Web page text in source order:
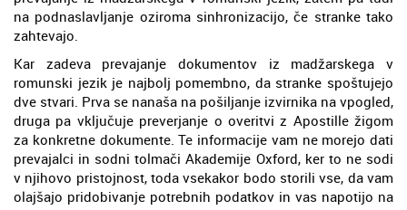
na podnaslavljanje oziroma sinhronizacijo, če stranke tako
zahtevajo.
Kar zadeva prevajanje dokumentov iz madžarskega v
romunski jezik je najbolj pomembno, da stranke spoštujejo
dve stvari. Prva se nanaša na pošiljanje izvirnika na vpogled,
druga pa vključuje preverjanje o overitvi z Apostille žigom
za konkretne dokumente. Te informacije vam ne morejo dati
prevajalci in sodni tolmači Akademije Oxford, ker to ne sodi
v njihovo pristojnost, toda vsekakor bodo storili vse, da vam
olajšajo pridobivanje potrebnih podatkov in vas napotijo na